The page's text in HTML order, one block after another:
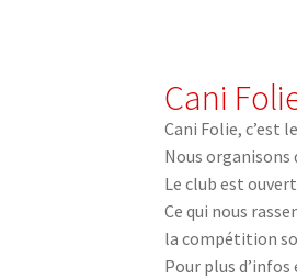
Cani
Cani Folie, c’est
Nous organisons
Le club est
Ce qui nous
la compétition
Pour plus